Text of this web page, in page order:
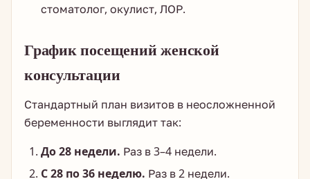
стоматолог, окулист, ЛОР.
График посещений женской
консультации
Стандартный план визитов в неосложненной
беременности выглядит так:
До 28 недели. Раз в 3–4 недели.
С 28 по 36 неделю. Раз в 2 недели.